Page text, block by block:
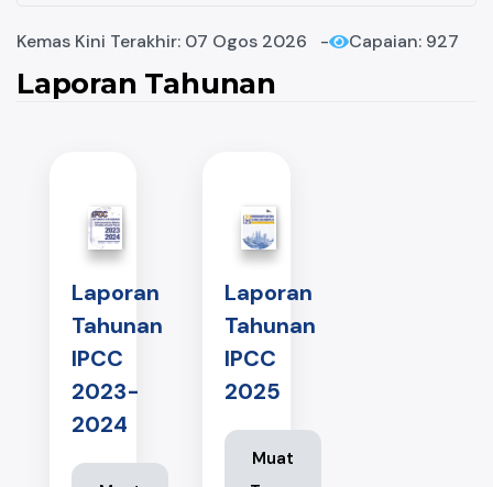
Laporan Tahunan
Kemas Kini Terakhir: 07 Ogos 2026 Capaian: 927
Laporan
Tahunan
IPCC
2023-
2024
Laporan
Tahunan
IPCC
2025
Muat